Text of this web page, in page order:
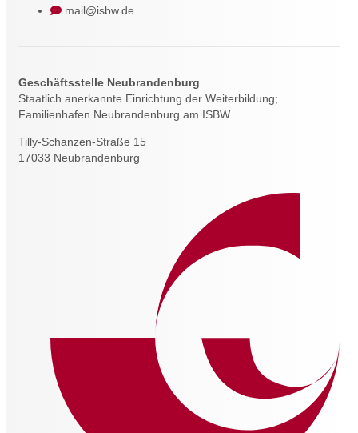
mail@isbw.de
Geschäftsstelle Neubrandenburg
Staatlich anerkannte Einrichtung der Weiterbildung;
Familienhafen Neubrandenburg am ISBW
Tilly-Schanzen-Straße 15
17033 Neubrandenburg